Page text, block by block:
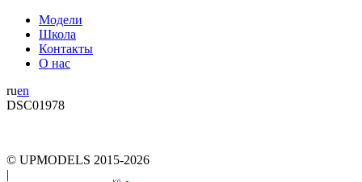
Модели
Школа
Контакты
О нас
ruen
DSC01978
© UPMODELS 2015-2026
|